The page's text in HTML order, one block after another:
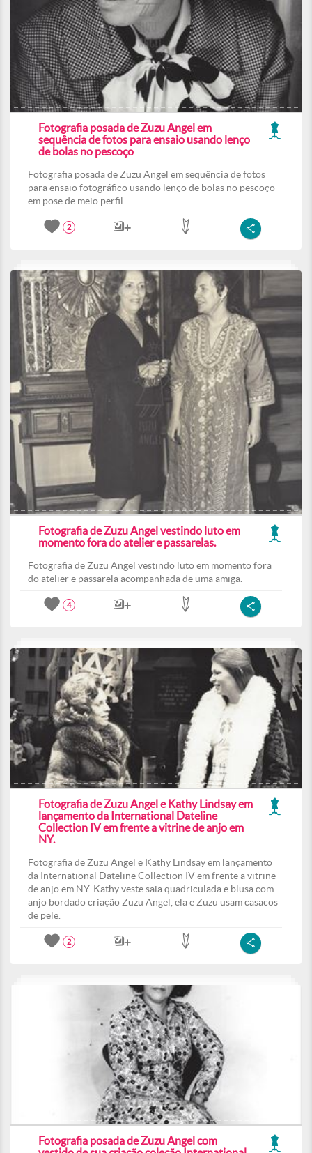
Fotografia posada de Zuzu Angel em
sequência de fotos para ensaio usando lenço
de bolas no pescoço
Fotografia posada de Zuzu Angel em sequência de fotos
para ensaio fotográfico usando lenço de bolas no pescoço
em pose de meio perfil.
2
Fotografia de Zuzu Angel vestindo luto em
momento fora do atelier e passarelas.
Fotografia de Zuzu Angel vestindo luto em momento fora
do atelier e passarela acompanhada de uma amiga.
4
Fotografia de Zuzu Angel e Kathy Lindsay em
lançamento da International Dateline
Collection IV em frente a vitrine de anjo em
NY.
Fotografia de Zuzu Angel e Kathy Lindsay em lançamento
da International Dateline Collection IV em frente a vitrine
de anjo em NY. Kathy veste saia quadriculada e blusa com
anjo bordado criação Zuzu Angel, ela e Zuzu usam casacos
de pele.
2
Fotografia posada de Zuzu Angel com